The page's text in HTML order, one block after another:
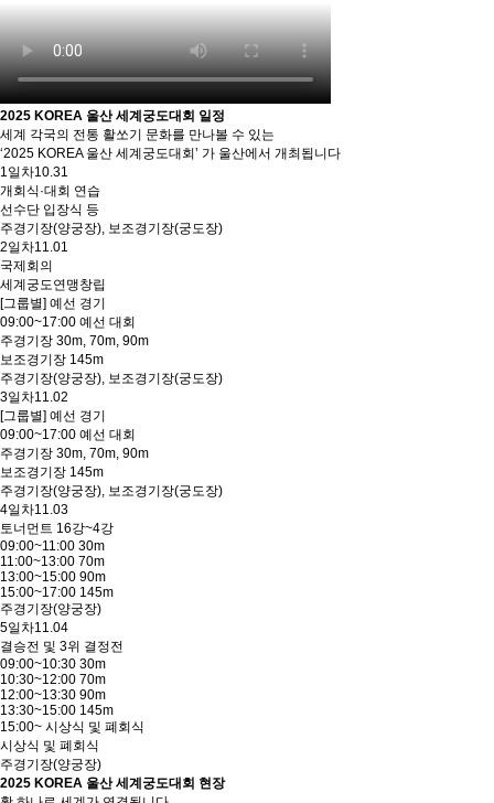
2025 KOREA 울산 세계궁도대회 일정
세계 각국의 전통 활쏘기 문화를 만나볼 수 있는
‘2025 KOREA 울산 세계궁도대회’ 가 울산에서 개최됩니다
1일차10.31
개회식·대회 연습
선수단 입장식 등
주경기장(양궁장), 보조경기장(궁도장)
2일차11.01
국제회의
세계궁도연맹창립
[그룹별] 예선 경기
09:00~17:00 예선 대회
주경기장 30m, 70m, 90m
보조경기장 145m
주경기장(양궁장), 보조경기장(궁도장)
3일차11.02
[그룹별] 예선 경기
09:00~17:00 예선 대회
주경기장 30m, 70m, 90m
보조경기장 145m
주경기장(양궁장), 보조경기장(궁도장)
4일차11.03
토너먼트 16강~4강
09:00~11:00 30m
11:00~13:00 70m
13:00~15:00 90m
15:00~17:00 145m
주경기장(양궁장)
5일차11.04
결승전 및 3위 결정전
09:00~10:30 30m
10:30~12:00 70m
12:00~13:30 90m
13:30~15:00 145m
15:00~ 시상식 및 폐회식
시상식 및 폐회식
주경기장(양궁장)
2025 KOREA 울산 세계궁도대회 현장